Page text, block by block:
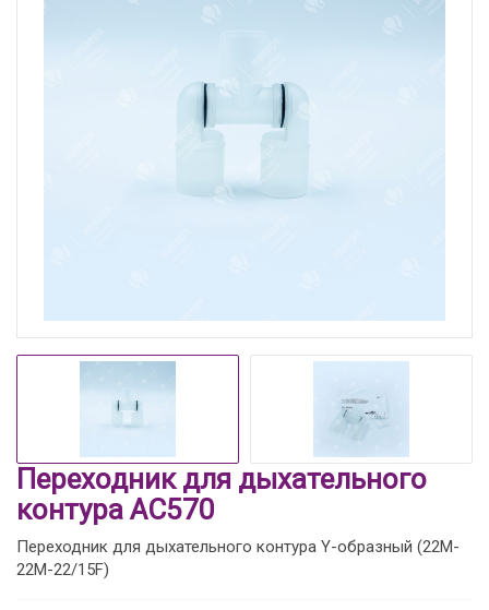
Переходник для дыхательного
контура AC570
Переходник для дыхательного контура Y-образный (22M-
22M-22/15F)